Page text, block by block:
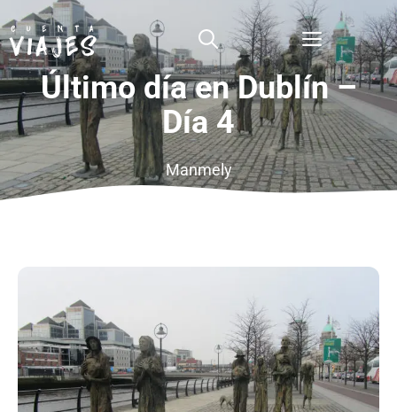
Saltar
al
contenido
Menú
Último día en Dublín –
Día 4
Manmely